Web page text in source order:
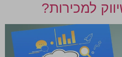
למכירות?